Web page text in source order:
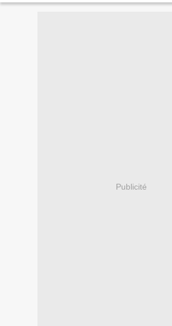
comme si c'était...
Publicité